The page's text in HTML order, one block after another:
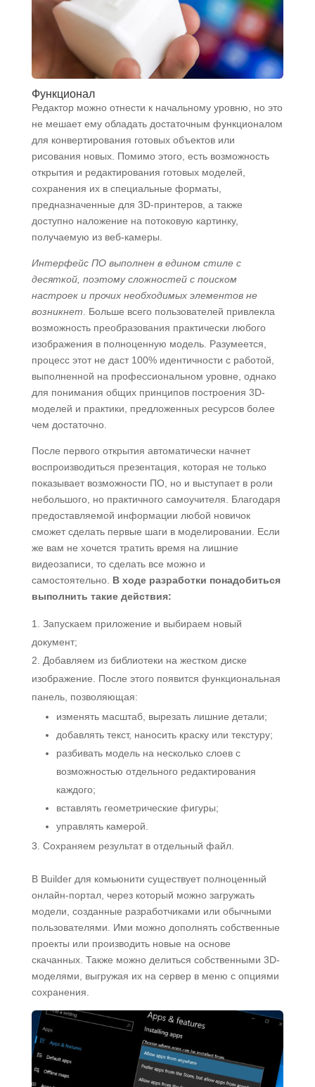
Функционал
Редактор можно отнести к начальному уровню, но это
не мешает ему обладать достаточным функционалом
для конвертирования готовых объектов или
рисования новых. Помимо этого, есть возможность
открытия и редактирования готовых моделей,
сохранения их в специальные форматы,
предназначенные для 3D-принтеров, а также
доступно наложение на потоковую картинку,
получаемую из веб-камеры.
Интерфейс ПО выполнен в едином стиле с
десяткой, поэтому сложностей с поиском
настроек и прочих необходимых элементов не
возникнет. Больше всего пользователей привлекла
возможность преобразования практически любого
изображения в полноценную модель. Разумеется,
процесс этот не даст 100% идентичности с работой,
выполненной на профессиональном уровне, однако
для понимания общих принципов построения 3D-
моделей и практики, предложенных ресурсов более
чем достаточно.
После первого открытия автоматически начнет
воспроизводиться презентация, которая не только
показывает возможности ПО, но и выступает в роли
небольшого, но практичного самоучителя. Благодаря
предоставляемой информации любой новичок
сможет сделать первые шаги в моделировании. Если
же вам не хочется тратить время на лишние
видеозаписи, то сделать все можно и
самостоятельно. В ходе разработки понадобиться
выполнить такие действия:
Запускаем приложение и выбираем новый
документ;
Добавляем из библиотеки на жестком диске
изображение. После этого появится функциональная
панель, позволяющая:
изменять масштаб, вырезать лишние детали;
добавлять текст, наносить краску или текстуру;
разбивать модель на несколько слоев с
возможностью отдельного редактирования
каждого;
вставлять геометрические фигуры;
управлять камерой.
Сохраняем результат в отдельный файл.
В Builder для комьюнити существует полноценный
онлайн-портал, через который можно загружать
модели, созданные разработчиками или обычными
пользователями. Ими можно дополнять собственные
проекты или производить новые на основе
скачанных. Также можно делиться собственными 3D-
моделями, выгружая их на сервер в меню с опциями
сохранения.